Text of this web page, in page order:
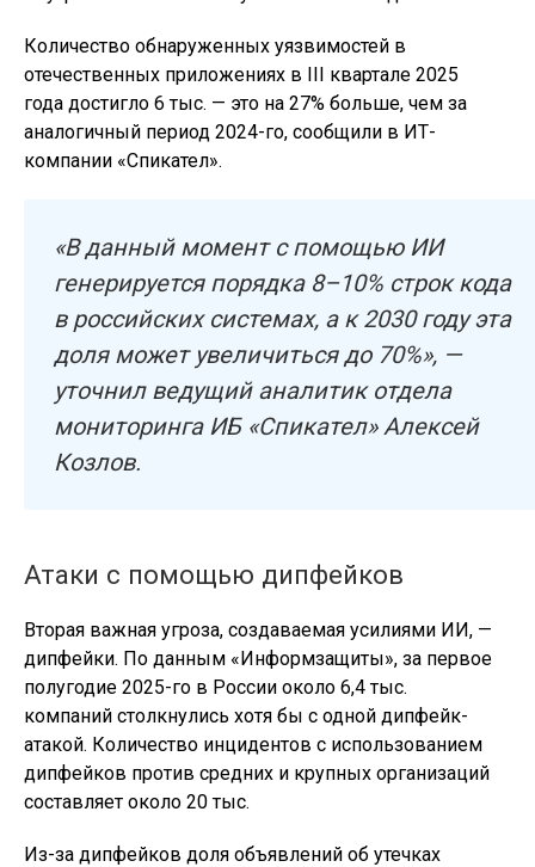
Количество обнаруженных уязвимостей в
отечественных приложениях в III квартале 2025
года достигло 6 тыс. — это на 27% больше, чем за
аналогичный период 2024-го, сообщили в ИТ-
компании «Спикател».
«В данный момент с помощью ИИ
генерируется порядка 8–10% строк кода
в российских системах, а к 2030 году эта
доля может увеличиться до 70%», —
уточнил ведущий аналитик отдела
мониторинга ИБ «Спикател» Алексей
Козлов.
Атаки с помощью дипфейков
Вторая важная угроза, создаваемая усилиями ИИ, —
дипфейки. По данным «Информзащиты», за первое
полугодие 2025-го в России около 6,4 тыс.
компаний столкнулись хотя бы с одной дипфейк-
атакой. Количество инцидентов с использованием
дипфейков против средних и крупных организаций
составляет около 20 тыс.
Из-за дипфейков доля объявлений об утечках